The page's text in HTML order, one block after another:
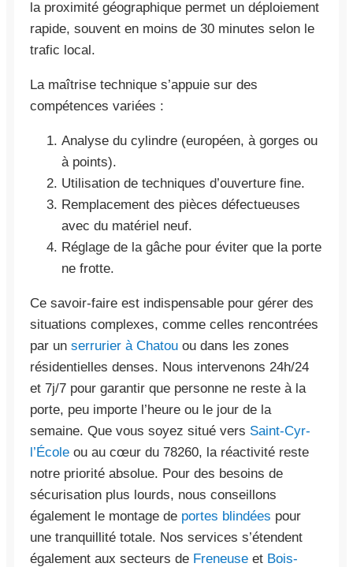
la proximité géographique permet un déploiement
rapide, souvent en moins de 30 minutes selon le
trafic local.
La maîtrise technique s’appuie sur des
compétences variées :
Analyse du cylindre (européen, à gorges ou
à points).
Utilisation de techniques d’ouverture fine.
Remplacement des pièces défectueuses
avec du matériel neuf.
Réglage de la gâche pour éviter que la porte
ne frotte.
Ce savoir-faire est indispensable pour gérer des
situations complexes, comme celles rencontrées
par un serrurier à Chatou ou dans les zones
résidentielles denses. Nous intervenons 24h/24
et 7j/7 pour garantir que personne ne reste à la
porte, peu importe l’heure ou le jour de la
semaine. Que vous soyez situé vers Saint-Cyr-
l’École ou au cœur du 78260, la réactivité reste
notre priorité absolue. Pour des besoins de
sécurisation plus lourds, nous conseillons
également le montage de portes blindées pour
une tranquillité totale. Nos services s’étendent
également aux secteurs de Freneuse et Bois-